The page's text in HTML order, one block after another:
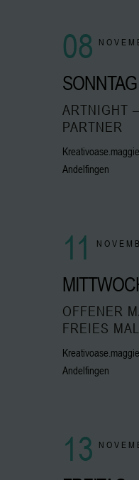
08
SONNTAG
ARTNIGHT
PARTNER
Andelfingen
11
OFFENER
FREIES
Andelfingen
13